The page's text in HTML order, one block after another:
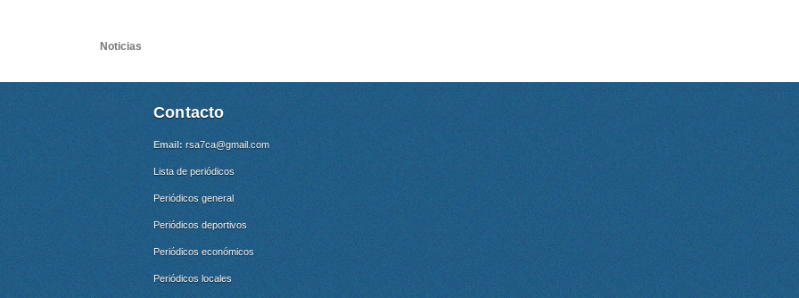
Noticias
Contacto
Email: rsa7ca@gmail.com
Lista de periódicos
Periódicos general
Periódicos deportivos
Periódicos económicos
Periódicos locales